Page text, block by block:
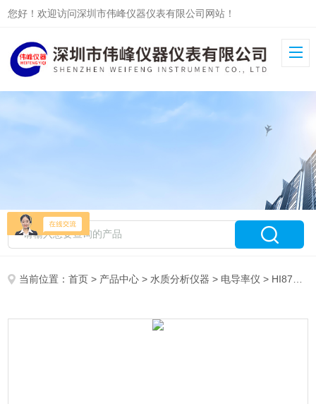
您好！欢迎访问深圳市伟峰仪器仪表有限公司网站！
当前位置：首页 > 产品中心 > 水质分析仪器 > 电导率仪 > HI8732N哈纳HANNA HI8732N 中量程TDS/温度/电导率仪